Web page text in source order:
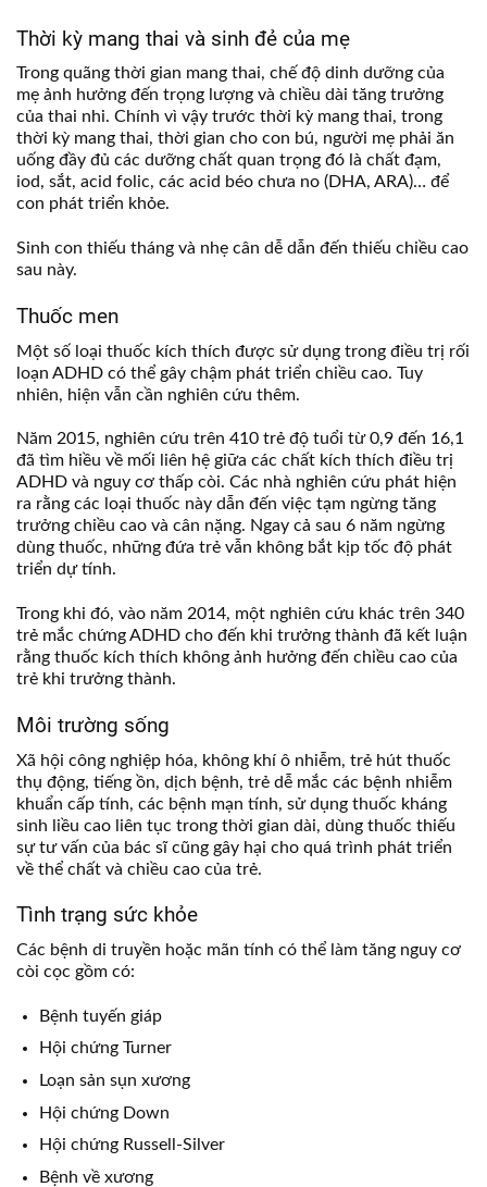
Thời kỳ mang thai và sinh đẻ của mẹ
Trong quãng thời gian mang thai, chế độ dinh dưỡng của
mẹ ảnh hưởng đến trọng lượng và chiều dài tăng trưởng
của thai nhi. Chính vì vậy trước thời kỳ mang thai, trong
thời kỳ mang thai, thời gian cho con bú, người mẹ phải ăn
uống đầy đủ các dưỡng chất quan trọng đó là chất đạm,
iod, sắt, acid folic, các acid béo chưa no (DHA, ARA)… để
con phát triển khỏe.
Sinh con thiếu tháng và nhẹ cân dễ dẫn đến thiếu chiều cao
sau này.
Thuốc men
Một số loại thuốc kích thích được sử dụng trong điều trị rối
loạn ADHD có thể gây chậm phát triển chiều cao. Tuy
nhiên, hiện vẫn cần nghiên cứu thêm.
Năm 2015, nghiên cứu trên 410 trẻ độ tuổi từ 0,9 đến 16,1
đã tìm hiều về mối liên hệ giữa các chất kích thích điều trị
ADHD và nguy cơ thấp còi. Các nhà nghiên cứu phát hiện
ra rằng các loại thuốc này dẫn đến việc tạm ngừng tăng
trưởng chiều cao và cân nặng. Ngay cả sau 6 năm ngừng
dùng thuốc, những đứa trẻ vẫn không bắt kịp tốc độ phát
triển dự tính.
Trong khi đó, vào năm 2014, một nghiên cứu khác trên 340
trẻ mắc chứng ADHD cho đến khi trưởng thành đã kết luận
rằng thuốc kích thích không ảnh hưởng đến chiều cao của
trẻ khi trưởng thành.
Môi trường sống
Xã hội công nghiệp hóa, không khí ô nhiễm, trẻ hút thuốc
thụ động, tiếng ồn, dịch bệnh, trẻ dễ mắc các bệnh nhiễm
khuẩn cấp tính, các bệnh mạn tính, sử dụng thuốc kháng
sinh liều cao liên tục trong thời gian dài, dùng thuốc thiếu
sự tư vấn của bác sĩ cũng gây hại cho quá trình phát triển
về thể chất và chiều cao của trẻ.
Tình trạng sức khỏe
Các bệnh di truyền hoặc mãn tính có thể làm tăng nguy cơ
còi cọc gồm có:
Bệnh tuyến giáp
Hội chứng Turner
Loạn sản sụn xương
Hội chứng Down
Hội chứng Russell-Silver
Bệnh về xương